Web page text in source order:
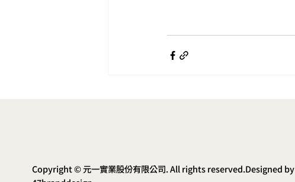
Copyright © 元一實業股份有限公司. All rights reserved.Designed by